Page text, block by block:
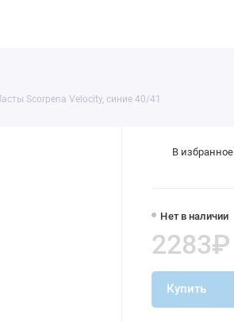
Scorpena Velocity, синие 40/41
Нет в наличии
2283₽
Купить
В избранное